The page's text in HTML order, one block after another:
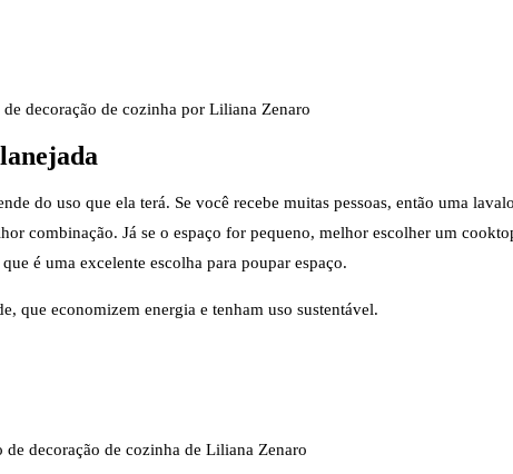
de decoração de cozinha por Liliana Zenaro
do uso que ela terá. Se você recebe muitas pessoas, então uma
combinação. Já se o espaço for pequeno, melhor escolher um
é uma excelente escolha para poupar espaço.
que economizem energia e tenham uso sustentável.
de decoração de cozinha de Liliana Zenaro